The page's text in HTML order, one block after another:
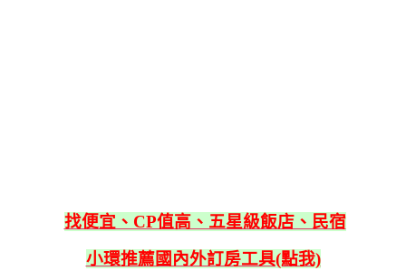
找便宜、CP值高、五星級飯店、民宿
小環推薦國內外訂房工具(點我)